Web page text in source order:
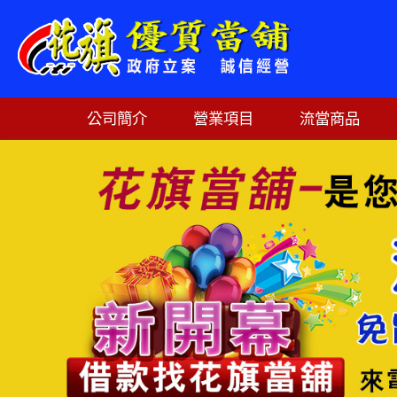
公司簡介 營業項目 流當商品